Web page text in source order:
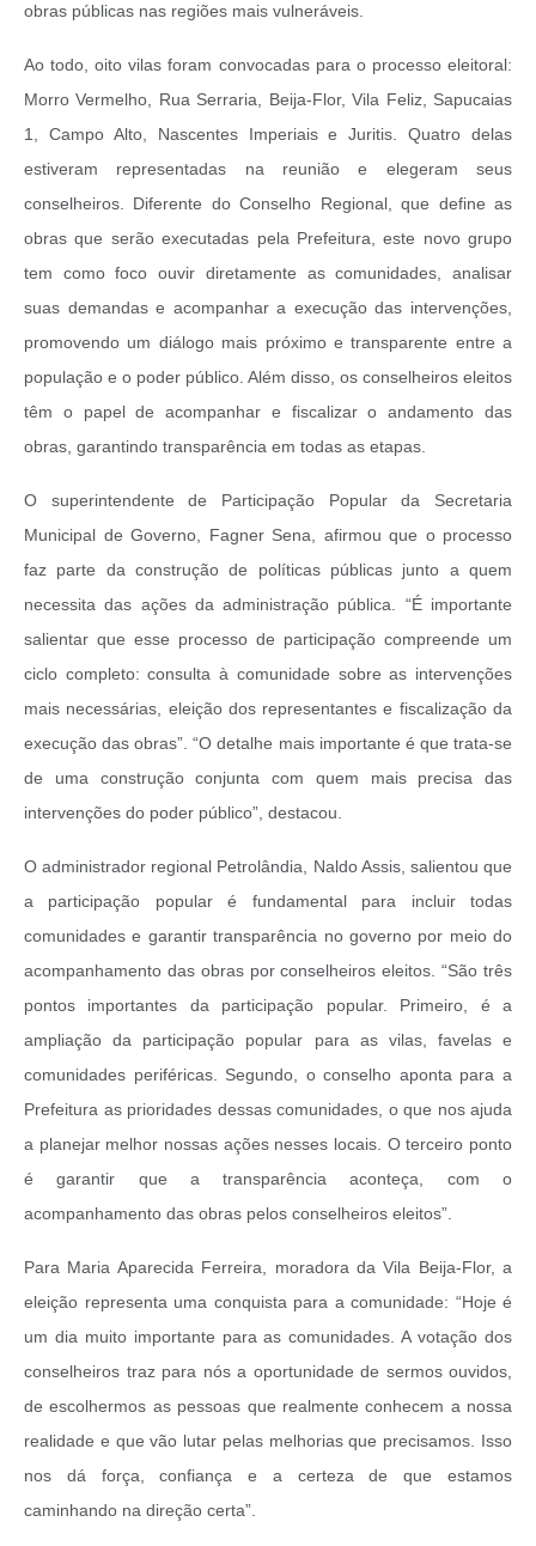
obras públicas nas regiões mais vulneráveis.
Ao todo, oito vilas foram convocadas para o processo eleitoral:
Morro Vermelho, Rua Serraria, Beija-Flor, Vila Feliz, Sapucaias
1, Campo Alto, Nascentes Imperiais e Juritis. Quatro delas
estiveram representadas na reunião e elegeram seus
conselheiros. Diferente do Conselho Regional, que define as
obras que serão executadas pela Prefeitura, este novo grupo
tem como foco ouvir diretamente as comunidades, analisar
suas demandas e acompanhar a execução das intervenções,
promovendo um diálogo mais próximo e transparente entre a
população e o poder público. Além disso, os conselheiros eleitos
têm o papel de acompanhar e fiscalizar o andamento das
obras, garantindo transparência em todas as etapas.
O superintendente de Participação Popular da Secretaria
Municipal de Governo, Fagner Sena, afirmou que o processo
faz parte da construção de políticas públicas junto a quem
necessita das ações da administração pública. “É importante
salientar que esse processo de participação compreende um
ciclo completo: consulta à comunidade sobre as intervenções
mais necessárias, eleição dos representantes e fiscalização da
execução das obras”. “O detalhe mais importante é que trata-se
de uma construção conjunta com quem mais precisa das
intervenções do poder público”, destacou.
O administrador regional Petrolândia, Naldo Assis, salientou que
a participação popular é fundamental para incluir todas
comunidades e garantir transparência no governo por meio do
acompanhamento das obras por conselheiros eleitos. “São três
pontos importantes da participação popular. Primeiro, é a
ampliação da participação popular para as vilas, favelas e
comunidades periféricas. Segundo, o conselho aponta para a
Prefeitura as prioridades dessas comunidades, o que nos ajuda
a planejar melhor nossas ações nesses locais. O terceiro ponto
é garantir que a transparência aconteça, com o
acompanhamento das obras pelos conselheiros eleitos”.
Para Maria Aparecida Ferreira, moradora da Vila Beija-Flor, a
eleição representa uma conquista para a comunidade: “Hoje é
um dia muito importante para as comunidades. A votação dos
conselheiros traz para nós a oportunidade de sermos ouvidos,
de escolhermos as pessoas que realmente conhecem a nossa
realidade e que vão lutar pelas melhorias que precisamos. Isso
nos dá força, confiança e a certeza de que estamos
caminhando na direção certa”.